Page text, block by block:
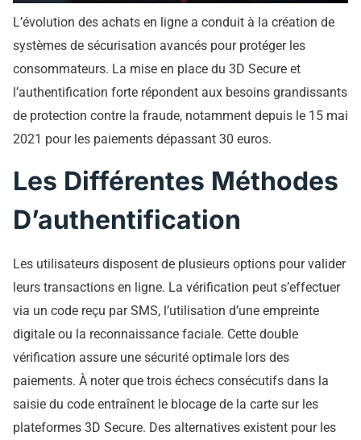
L’évolution des achats en ligne a conduit à la création de
systèmes de sécurisation avancés pour protéger les
consommateurs. La mise en place du 3D Secure et
l’authentification forte répondent aux besoins grandissants
de protection contre la fraude, notamment depuis le 15 mai
2021 pour les paiements dépassant 30 euros.
Les Différentes Méthodes
D’authentification
Les utilisateurs disposent de plusieurs options pour valider
leurs transactions en ligne. La vérification peut s’effectuer
via un code reçu par SMS, l’utilisation d’une empreinte
digitale ou la reconnaissance faciale. Cette double
vérification assure une sécurité optimale lors des
paiements. À noter que trois échecs consécutifs dans la
saisie du code entraînent le blocage de la carte sur les
plateformes 3D Secure. Des alternatives existent pour les